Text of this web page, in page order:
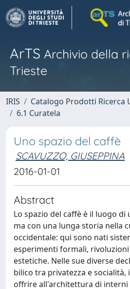
ArTS Archivio della
Trieste
IRIS Catalogo Prodotti Ricerca
6.1 Curatela
Uno spazio del caffè
SCAVUZZO, GIUSEPPINA
2016-01-01
Abstract
Lo spazio del caffè è il luogo
ma con una lunga storia nella
occidentale: qui sono nati
esperimenti formali,
estetiche. Nelle sue diverse
bilico tra privatezza e socialità,
offrire all'architettura di interni